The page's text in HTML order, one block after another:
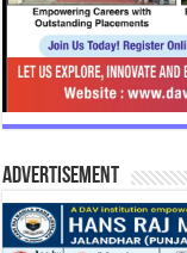
Advertisement